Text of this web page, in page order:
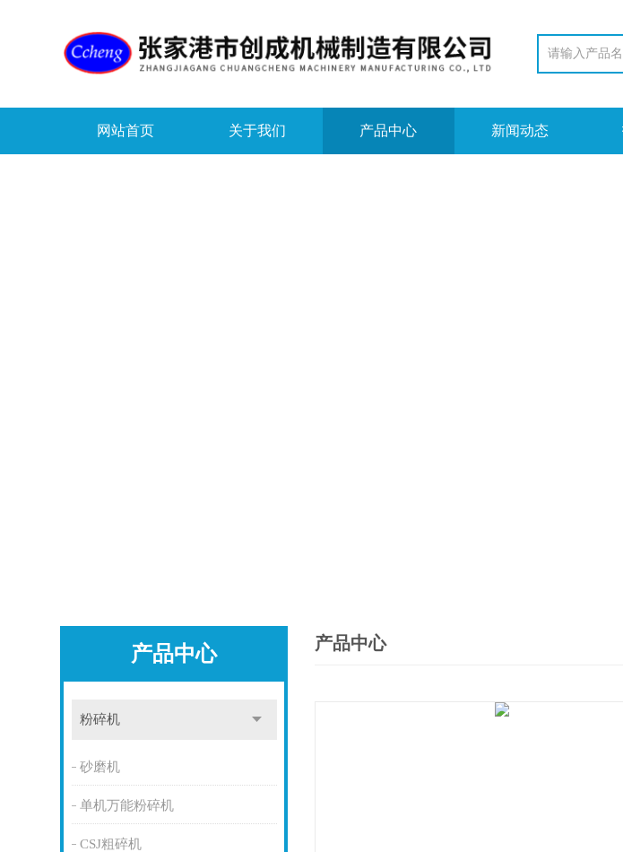
网站首页 关于我们 产品中心 新闻动态
产品中心
粉碎机
砂磨机
单机万能粉碎机
CSJ粗碎机
产品中心